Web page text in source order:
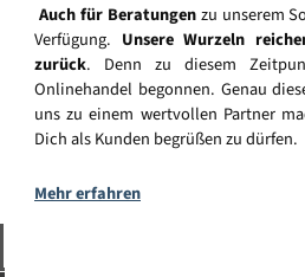
Auch für Beratungenzu unserem
Verfügung. Unsere Wurzeln
zurück. Denn zu diesem
Onlinehandel begonnen. Genau
uns zu einem wertvollen Partner
Dich als Kunden begrüßen zu dürfen.
Mehr erfahren